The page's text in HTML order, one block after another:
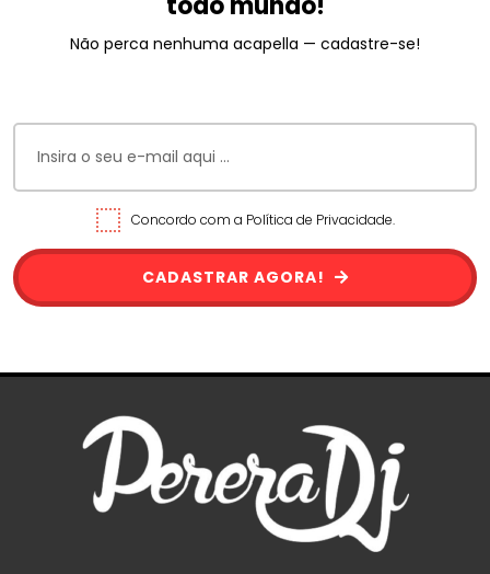
Não perca nenhuma acapella — cadastre-se!
Concordo com a Política de Privacidade.
CADASTRAR AGORA!